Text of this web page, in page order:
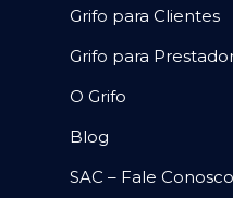
Grifo para Clientes
Grifo para
O Grifo
Blog
SAC – Fale Conosco